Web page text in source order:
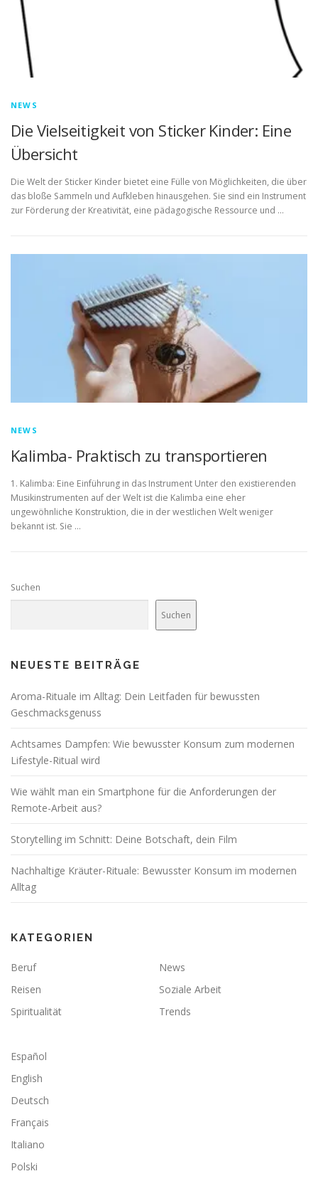
NEWS
Die Vielseitigkeit von Sticker Kinder: Eine
Übersicht
Die Welt der Sticker Kinder bietet eine Fülle von Möglichkeiten, die über
das bloße Sammeln und Aufkleben hinausgehen. Sie sind ein Instrument
zur Förderung der Kreativität, eine pädagogische Ressource und …
NEWS
Kalimba- Praktisch zu transportieren
1. Kalimba: Eine Einführung in das Instrument Unter den existierenden
Musikinstrumenten auf der Welt ist die Kalimba eine eher
ungewöhnliche Konstruktion, die in der westlichen Welt weniger
bekannt ist. Sie …
Suchen
Suchen
NEUESTE BEITRÄGE
Aroma-Rituale im Alltag: Dein Leitfaden für bewussten
Geschmacksgenuss
Achtsames Dampfen: Wie bewusster Konsum zum modernen
Lifestyle-Ritual wird
Wie wählt man ein Smartphone für die Anforderungen der
Remote-Arbeit aus?
Storytelling im Schnitt: Deine Botschaft, dein Film
Nachhaltige Kräuter-Rituale: Bewusster Konsum im modernen
Alltag
KATEGORIEN
Beruf
News
Reisen
Soziale Arbeit
Spiritualität
Trends
Español
English
Deutsch
Français
Italiano
Polski